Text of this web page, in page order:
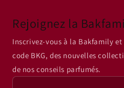
Rejoignez la
Inscrivez-vous à la Bakfamily
code BKG, des nouvelles
de nos conseils parfumés.